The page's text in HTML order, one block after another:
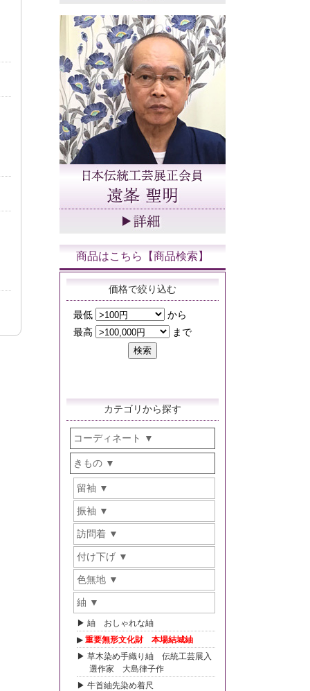
商品はこちら【商品検索】
価格で絞り込む
カテゴリから探す
コーディネート
きもの
留袖
振袖
訪問着
付け下げ
色無地
紬
紬 おしゃれな紬
重要無形文化財 本場結城紬
草木染め手織り紬 伝統工芸展入
選作家 大島律子作
牛首紬先染め着尺